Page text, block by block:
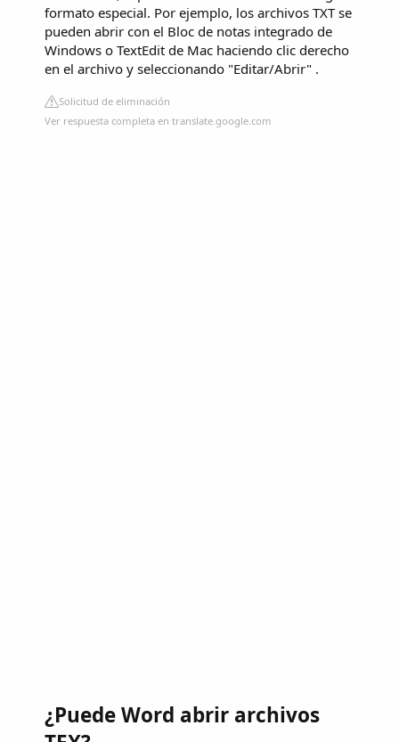
formato especial. Por ejemplo, los archivos TXT se
pueden abrir con el Bloc de notas integrado de
Windows o TextEdit de Mac haciendo clic derecho
en el archivo y seleccionando "Editar/Abrir" .
Solicitud de eliminación
Ver respuesta completa en translate.google.com
¿Puede Word abrir archivos